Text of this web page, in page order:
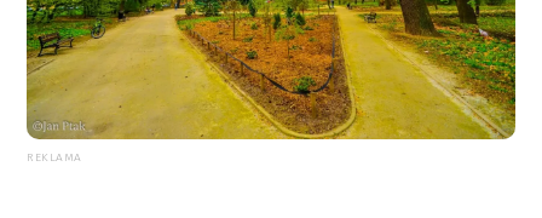
REKLAMA